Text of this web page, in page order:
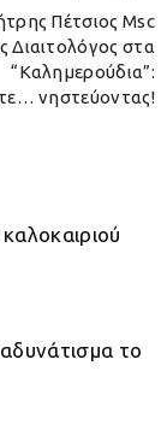
Πέτσιος Msc
Διαιτολόγος στα
“Καλημερούδια”:
νηστεύοντας!
το